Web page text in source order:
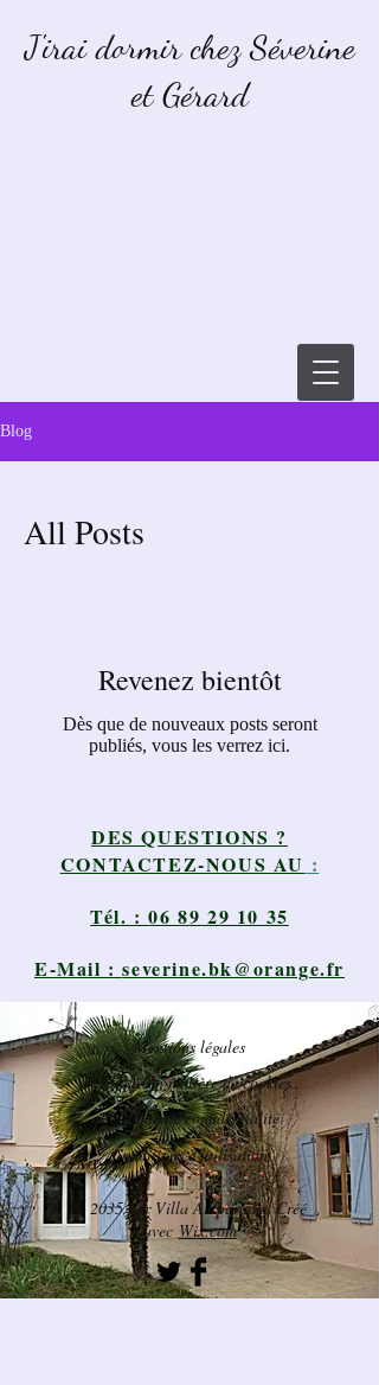
J'irai dormir chez Séverine
et Gérard
Blog
All Posts
Revenez bientôt
Dès que de nouveaux posts seront
publiés, vous les verrez ici.
DES QUESTIONS ?
CONTACTEZ-NOUS AU :
Tél. :06 89 29 10 35
E-Mail :severine.bk@orange.fr
Mentions légales
Politique en matière de cookies
Politique de confidentialité
Conditions d'utilisation
© 2035 par Villa Au paradis. Créé
avec Wix.com